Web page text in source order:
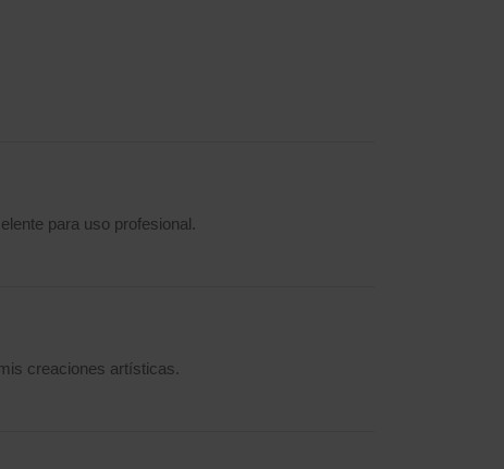
para uso profesional.
creaciones artísticas.